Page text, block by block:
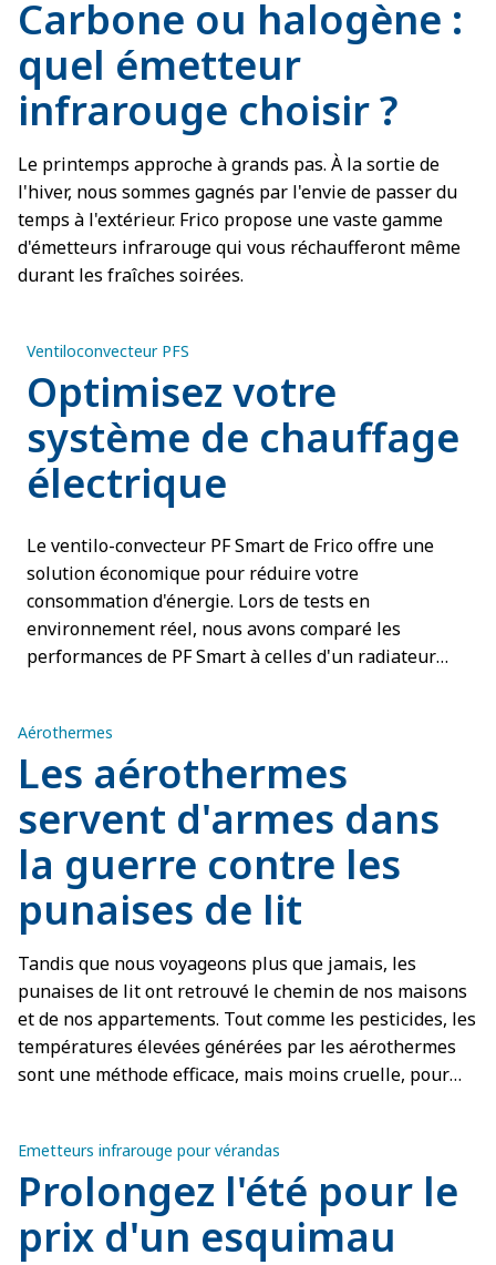
Carbone ou halogène :
quel émetteur
infrarouge choisir ?
Le printemps approche à grands pas. À la sortie de
l'hiver, nous sommes gagnés par l'envie de passer du
temps à l'extérieur. Frico propose une vaste gamme
d'émetteurs infrarouge qui vous réchaufferont même
durant les fraîches soirées.
Ventiloconvecteur PFS
Optimisez votre
système de chauffage
électrique
Le ventilo-convecteur PF Smart de Frico offre une
solution économique pour réduire votre
consommation d'énergie. Lors de tests en
environnement réel, nous avons comparé les
performances de PF Smart à celles d'un radiateur
souhaitée 30 à 40 % plus rapidement.
Aérothermes
Les aérothermes
servent d'armes dans
la guerre contre les
punaises de lit
Tandis que nous voyageons plus que jamais, les
punaises de lit ont retrouvé le chemin de nos maisons
et de nos appartements. Tout comme les pesticides, les
températures élevées générées par les aérothermes
sont une méthode efficace, mais moins cruelle, pour
Emetteurs infrarouge pour vérandas
Prolongez l'été pour le
prix d'un esquimau